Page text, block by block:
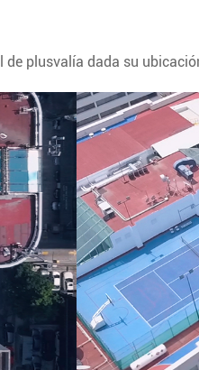
plusvalía dada su